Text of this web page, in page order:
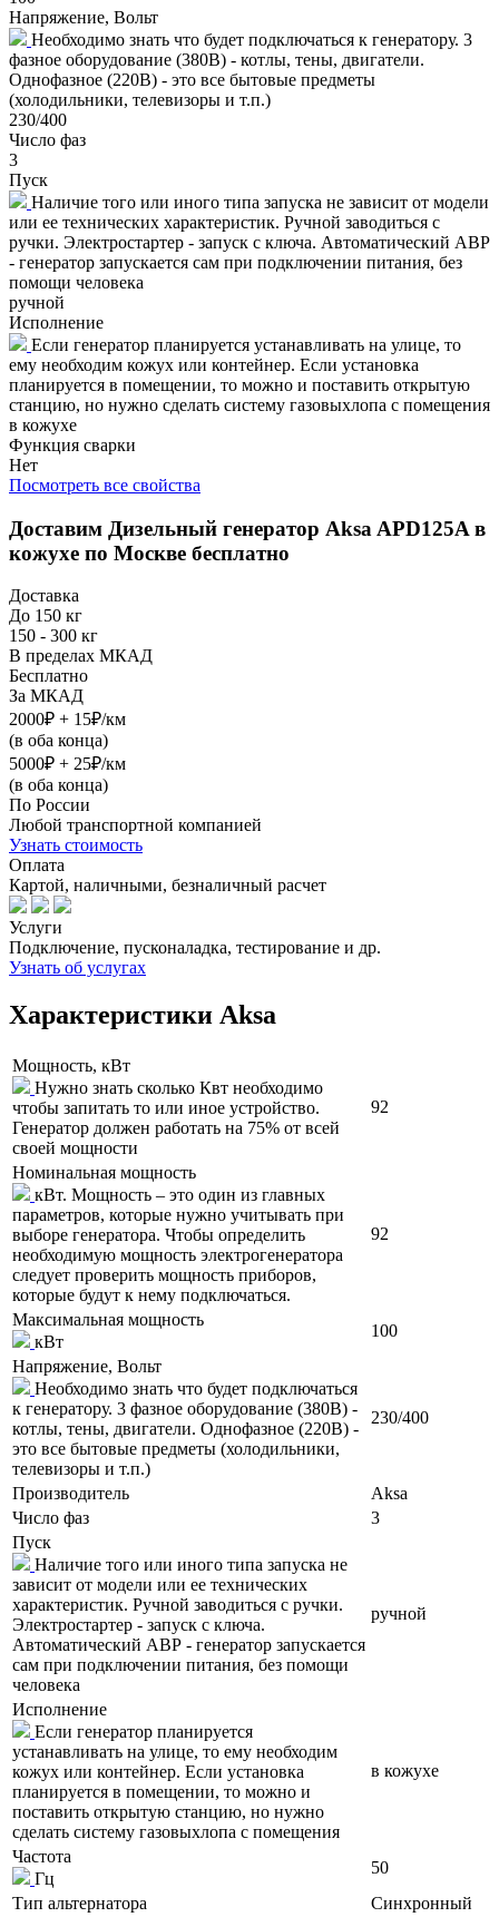
Напряжение, Вольт
Необходимо знать что будет подключаться к генератору. 3
фазное оборудование (380В) - котлы, тены, двигатели.
Однофазное (220В) - это все бытовые предметы
(холодильники, телевизоры и т.п.)
230/400
Число фаз
3
Пуск
Наличие того или иного типа запуска не зависит от модели
или ее технических характеристик. Ручной заводиться с
ручки. Электростартер - запуск с ключа. Автоматический АВР
- генератор запускается сам при подключении питания, без
помощи человека
ручной
Исполнение
Если генератор планируется устанавливать на улице, то
ему необходим кожух или контейнер. Если установка
планируется в помещении, то можно и поставить открытую
станцию, но нужно сделать систему газовыхлопа с помещения
в кожухе
Функция сварки
Нет
Посмотреть все свойства
Доставим Дизельный генератор Aksa APD125A в
кожухе по Москве бесплатно
Доставка
До 150 кг
150 - 300 кг
В пределах МКАД
Бесплатно
За МКАД
2000₽ + 15₽/км
(в оба конца)
5000₽ + 25₽/км
(в оба конца)
По России
Любой транспортной компанией
Узнать стоимость
Оплата
Картой, наличными, безналичный расчет
Услуги
Подключение, пусконаладка, тестирование и др.
Узнать об услугах
Характеристики Aksa
Мощность, кВт
Нужно знать сколько Квт необходимо
чтобы запитать то или иное устройство.
Генератор должен работать на 75% от всей
своей мощности
92
Номинальная мощность
кВт. Мощность – это один из главных
параметров, которые нужно учитывать при
выборе генератора. Чтобы определить
необходимую мощность электрогенератора
следует проверить мощность приборов,
которые будут к нему подключаться.
92
Максимальная мощность
кВт
100
Напряжение, Вольт
Необходимо знать что будет подключаться
к генератору. 3 фазное оборудование (380В) -
котлы, тены, двигатели. Однофазное (220В) -
это все бытовые предметы (холодильники,
телевизоры и т.п.)
230/400
Производитель
Aksa
Число фаз
3
Пуск
Наличие того или иного типа запуска не
зависит от модели или ее технических
характеристик. Ручной заводиться с ручки.
Электростартер - запуск с ключа.
Автоматический АВР - генератор запускается
сам при подключении питания, без помощи
человека
ручной
Исполнение
Если генератор планируется
устанавливать на улице, то ему необходим
кожух или контейнер. Если установка
планируется в помещении, то можно и
поставить открытую станцию, но нужно
сделать систему газовыхлопа с помещения
в кожухе
Частота
Гц
50
Тип альтернатора
Синхронный